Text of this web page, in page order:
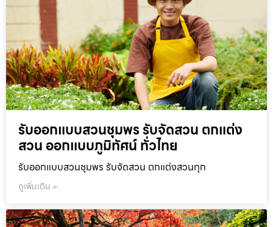
รับออกแบบสวนชุมพร รับจัดสวน ตกแต่ง
สวน ออกแบบภูมิทัศน์ ทั่วไทย
รับออกแบบสวนชุมพร รับจัดสวน ตกแต่งสวนทุก
ดูเพิ่มเติม »